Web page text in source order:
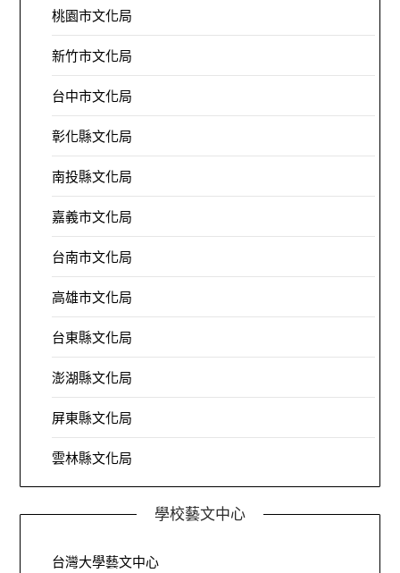
桃園市文化局
新竹市文化局
台中市文化局
彰化縣文化局
南投縣文化局
嘉義市文化局
台南市文化局
高雄市文化局
台東縣文化局
澎湖縣文化局
屏東縣文化局
雲林縣文化局
學校藝文中心
台灣大學藝文中心